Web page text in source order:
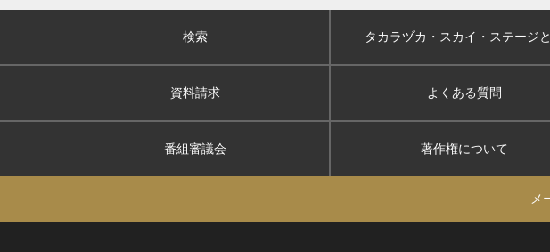
検索 タカラヅカ・スカイ ・ステージ
資料請求 よくある質問
番組審議会 著作権について
メ